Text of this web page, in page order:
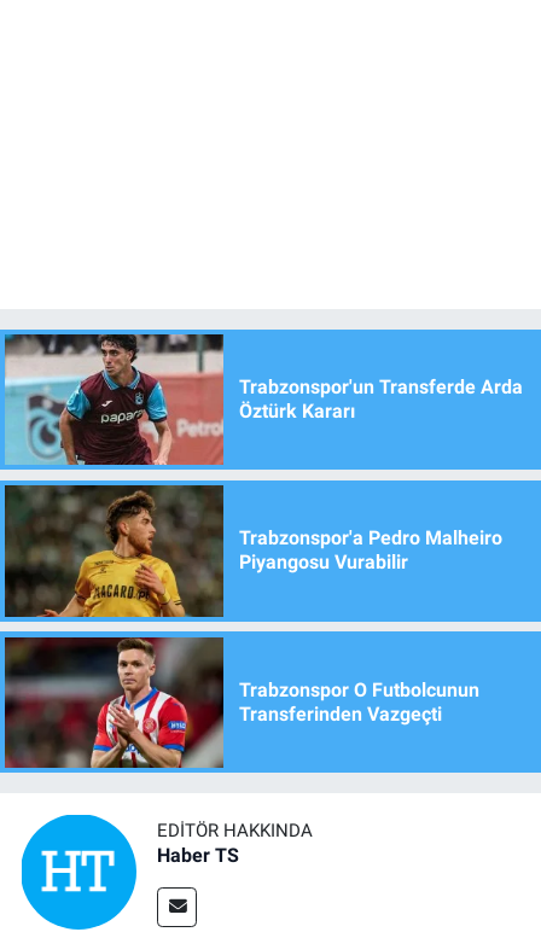
Trabzonspor'un Transferde Arda
Öztürk Kararı
Trabzonspor'a Pedro Malheiro
Piyangosu Vurabilir
Trabzonspor O Futbolcunun
Transferinden Vazgeçti
EDITÖR HAKKINDA
Haber TS